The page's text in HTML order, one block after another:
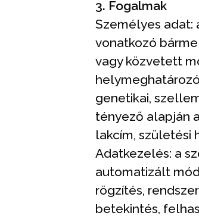
3. Fogalmak
Személyes adat:
vonatkozó
vagy közvetett
genetikai,
tényező alapján
lakcím, születési
Adatkezelés: a
automatizált
rögzítés,
betekintés,